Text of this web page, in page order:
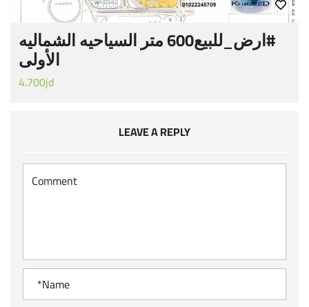
#‏ارض_للبيع‬600 متر السياحيه الشماليه
الأولى
4.700jd
LEAVE A REPLY